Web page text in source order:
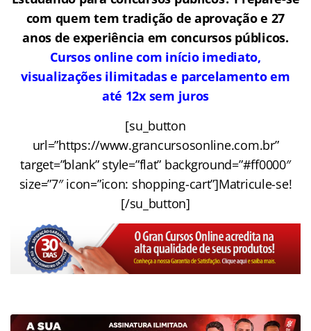
com quem tem tradição de aprovação e 27
anos de experiência em concursos públicos.
Cursos online com início imediato,
visualizações ilimitadas e parcelamento em
até 12x sem juros
[su_button
url=”https://www.grancursosonline.com.br”
target=”blank” style=”flat” background=”#ff0000″
size=”7″ icon=”icon: shopping-cart”]Matricule-se!
[/su_button]